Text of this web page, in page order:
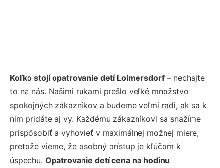
Koľko stojí opatrovanie detí Loimersdorf – nechajte
to na nás. Našimi rukami prešlo veľké množstvo
spokojných zákazníkov a budeme veľmi radi, ak sa k
nim pridáte aj vy. Každému zákazníkovi sa snažíme
prispôsobiť a vyhovieť v maximálnej možnej miere,
pretože vieme, že osobný prístup je kľúčom k
úspechu. Opatrovanie detí cena na hodinu